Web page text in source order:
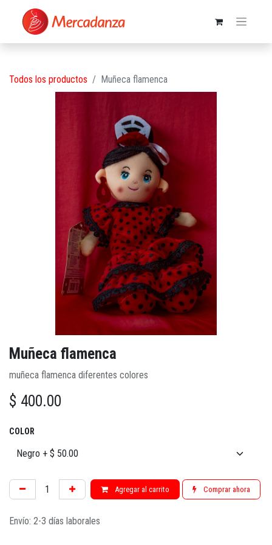
Todos los productos Muñeca flamenca
Muñeca flamenca
muñeca flamenca diferentes colores
$ 400.00
COLOR
Agregar al carrito Comprar ahora
Envío: 2-3 días laborales